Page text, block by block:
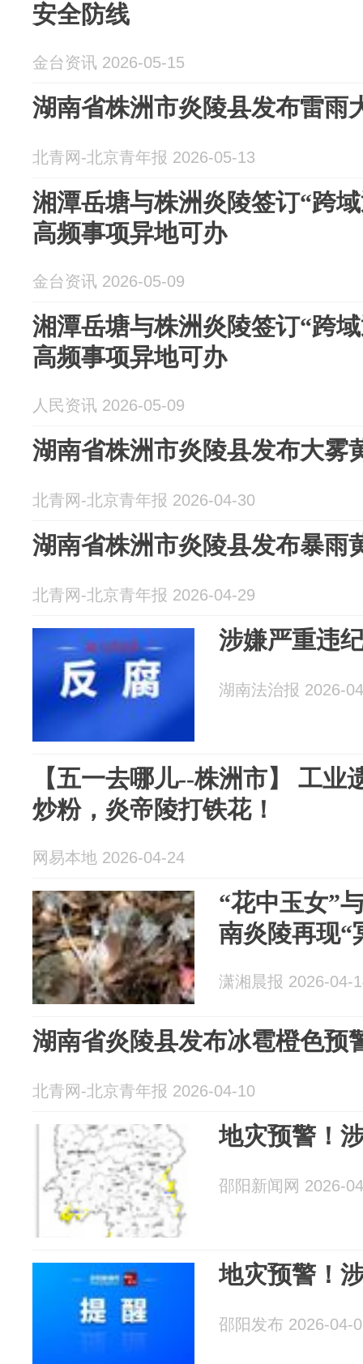
安全防线
金台资讯 2026-05-15
湖南省株洲市炎陵县发布雷雨
北青网-北京青年报 2026-05-13
湘潭岳塘与株洲炎陵签订“跨
高频事项异地可办
金台资讯 2026-05-09
湘潭岳塘与株洲炎陵签订“跨
高频事项异地可办
人民资讯 2026-05-09
湖南省株洲市炎陵县发布大雾
北青网-北京青年报 2026-04-30
湖南省株洲市炎陵县发布暴雨
北青网-北京青年报 2026-04-29
涉嫌严重违
湖南法治报 2026-
【五一去哪儿--株洲市】 工业
炒粉，炎帝陵打铁花！
网易本地 2026-04-24
“花中玉女”
南炎陵再现“
潇湘晨报 2026-04-
湖南省炎陵县发布冰雹橙色预
北青网-北京青年报 2026-04-10
地灾预警！
邵阳新闻网 2026-
地灾预警！
邵阳发布 2026-04-